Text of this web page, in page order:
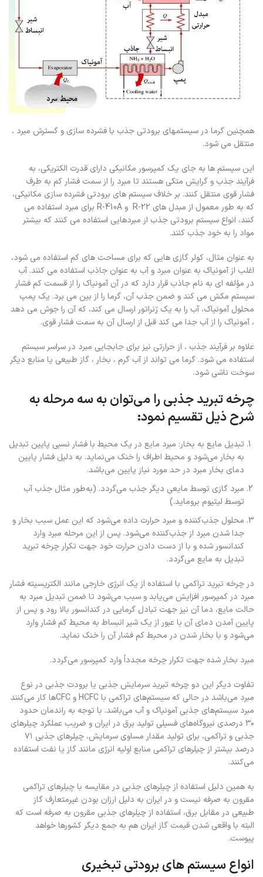
همچنین گرما در سیستمهای برودتی جذب با فشرده سازی و گسترش مبرد ،
منتقل می شود.
این سیستم ها به جای یک کمپرسور مکانیکی دارای قدرت الکتریکی، به
فرآیند جذب و گرایش متکی هستند تا مبرد را از سمت فشار کم به طرف
فشار قوی منتقل کنند. بر خلاف سیستم های برودتی فشرده سازی مکانیکی،
که به طور معمول از مبدل های R-22 و R-410A برای مبرد استفاده می
کنند، انواع سیستم برودتی جذب از مبردهایی استفاده می کنند که بیشتر
مواد را به خود جذب کنند.
به عنوان مثال، کولر گازی هایی که برای مساحت های کم استفاده می شود،
اغلب از آمونیاک به عنوان مبرد و آب به عنوان جاذب استفاده می کنند. آب
در مؤلفه ای به نام جاذب قرار دارد که در آن آمونیاک را از قسمت کم فشار
سیستم مکش می کند و ضمن جذب آن، گرما را از بین می برد. یک پمپ
محلول آمونیاک، آب را به یک ژنراتور ارسال می کند، که آن را جوش می دهد
، آمونیاک را از آب جدا می کند قبل از ارسال آن به سمت فشار قوی.
علاوه بر فرآیند جذب ، از حرارتی نیز برای جابجایی مبرد در سراسر سیستم
استفاده می شود. گرما می تواند از آب گرم ، بخار ، گاز طبیعی یا منابع دیگر
سوخت ناشی شود.
چرخه تبرید جذبی را می‌توان به سه مرحله به
شرح ذیل تقسیم نمود:
تبدیل مایع به بخار: مبرد مایع در یک محیط با فشار نسبی پایین تبدیل
به بخار می‌شود و محیط اطراف را خنک می‌نماید. به دلیل فشار پایین
دمای بخار مبرد در حد مورد نیاز پایین می‌باشد.
مبرد گازی توسط مایعی دیگر جذب می‌گردد. (به‌طور مثال جذب آب
توسط لیتیوم بروماید.)
محلول جذب‌کننده و مبرد حرارت داده می‌شود که این عمل سبب بخار و
جدا شدن مبرد از جذب‌کننده می‌شود. پس از این مرحله مبرد وارد
کندانسور شده و با از دست دادن حرارت خود جهت تکرار چرخه تبرید
تبدیل به مایع می‌گردد.
در چرخه تبرید تراکمی با استفاده از یک انرژی خارجی مانند الکتریسیته فشار
مبرد در کمپرسور افزایش می‌یابد و سبب می‌شود تا ضمن تبدیل مبرد به
حالت مایع، دما آن نیز جهت تبادل گرمایی در کندانسور بالا رود و پس از
پایین آمدن دمای آن با عبور از یک شیر انبساط به محیط کم فشار وارد
می‌شود و با بخار شدن در محیط کم فشار آن را خنک نماید.
مبرد بخار شده جهت تکرار چرخه مجدداً وارد کمپرسور می‌گردد.
تفاوت دیگر این دو چرخه تبرید سرمایش جذبی یا برودت جذبی در نوع
مبرد می‌باشد در حالی که سیستم‌های تراکمی با HCFC و CFCها کار می‌کنند
مبرد سیستم‌های جذبی آمونیاک و آب می‌باشد. با توجه به راندمان حدود
۳۰ درصدی نیروگاه‌های فسیلی تولید برق در ایران و ضریب عملکرد چیلرهای
جذبی و تراکمی، برای تولید مقدار مساوی سرمایش، چیلرهای جذبی ۷۱
درصد بیشتر از چیلرهای تراکمی منابع اولیه انرژی مانند گاز یا نفت استفاده
می‌کنند.
به همین دلیل استفاده از چیلرهای جذبی در مقایسه با چیلرهای تراکمی
مقرون به صرفه نیست و در ایران به دلیل ارزان بودن غیرمتعارف گاز
طبیعی در مقابل برق، استفاده از چیلرهای جذبی مقرون به صرفه است که
البته با واقعی شدن قیمت گاز ایران هم به جمع دیگر کشورها خواهد
پیوست.
انواع سیستم های برودتی تبخیری